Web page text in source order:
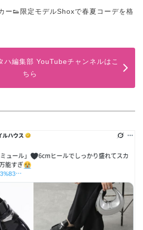
ー👟限定モデルShoxで春夏コーデを格
ハ編集部 YouTubeチャンネルはこ
ちら